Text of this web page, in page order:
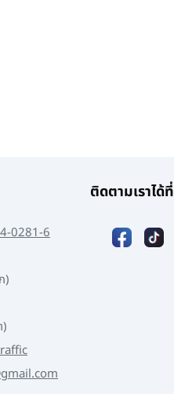
0281-6
)
ติดตามเราได้ที่